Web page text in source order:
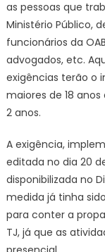
as pessoas que
Ministério Público,
funcionários da
advogados, etc.
exigências terão o
maiores de 18
2 anos.
A exigência,
editada no dia 20
disponibilizada no
medida já tinha
para conter a
TJ, já que as